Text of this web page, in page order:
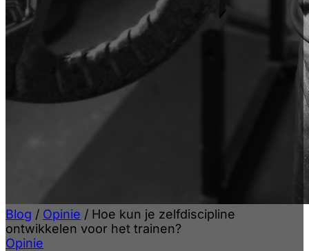
Blog / Opinie / Hoe kun je zelfdiscipline
ontwikkelen voor het trainen?
Opinie